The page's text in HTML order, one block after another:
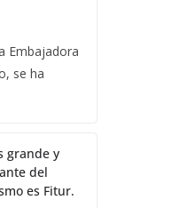
Embajadora
se ha
grande y
del
es Fitur.